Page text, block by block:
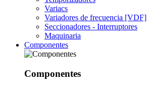
Variacs
Variadores de frecuencia [VDF]
Seccionadores - Interruptores
Maquinaria
Componentes
Componentes